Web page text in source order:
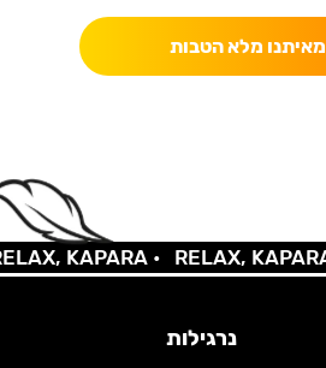
מלא הטבות
KAPARA • RELAX, KAPARA •
נרגילות